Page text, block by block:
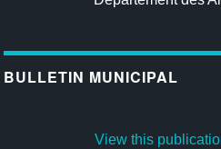
BULLETIN MUNICIPAL
View this